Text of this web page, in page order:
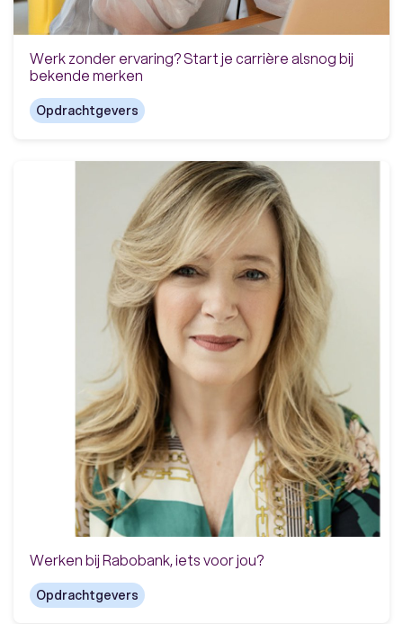
Werk zonder ervaring? Start je carrière alsnog bij
bekende merken
Opdrachtgevers
Werken bij Rabobank, iets voor jou?
Opdrachtgevers